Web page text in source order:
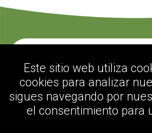
Este sitio web utiliza
cookies para analizar
sigues navegando por
el consentimiento para